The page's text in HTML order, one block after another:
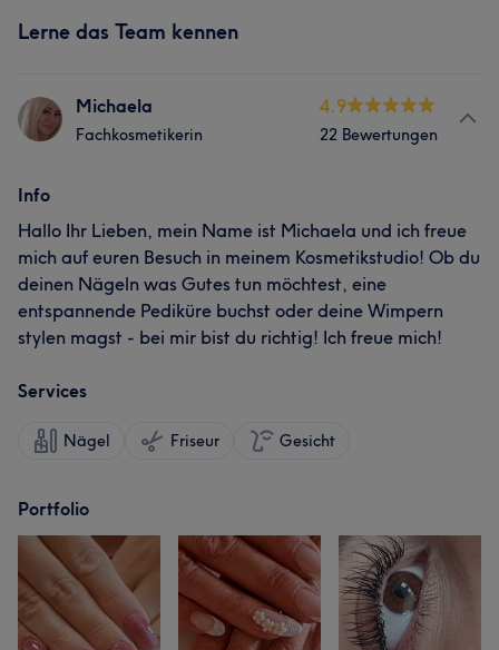
Lerne das Team kennen
Michaela
Fachkosmetikerin
4.9
22 Bewertungen
Info
Hallo Ihr Lieben, mein Name ist Michaela und ich freue
mich auf euren Besuch in meinem Kosmetikstudio! Ob du
deinen Nägeln was Gutes tun möchtest, eine
entspannende Pediküre buchst oder deine Wimpern
stylen magst - bei mir bist du richtig! Ich freue mich!
Services
Nägel Friseur Gesicht
Portfolio